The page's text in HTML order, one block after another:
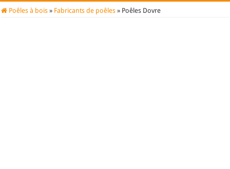
Poêles à bois » Fabricants de poêles » Poêles Dovre